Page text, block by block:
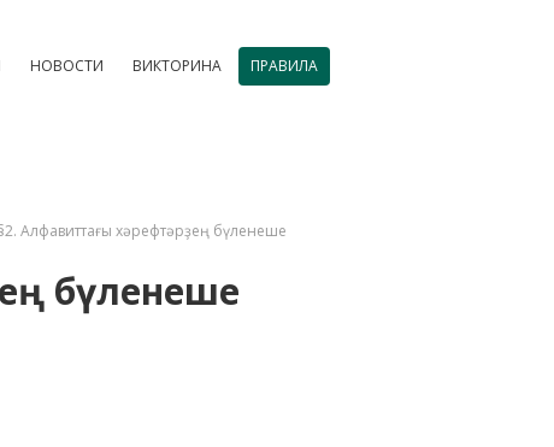
НОВОСТИ ВИКТОРИНА ПРАВИЛА
Алфавиттағы хәрефтәрҙең бүленеше
бүленеше